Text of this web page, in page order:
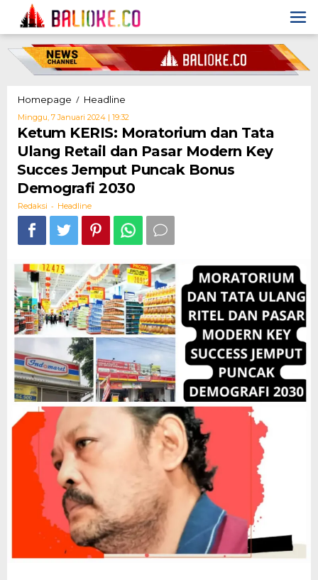
content
Homepage / Headline
KERIS:
Moratorium
dan
Tata
Ulang
Retail
dan
Modern
Key
Succes
Puncak
Bonus
Demografi
2030
Minggu, 7 Januari 2024 | 19:32
Redaksi
Ketum KERIS: Moratorium dan Tata
Ulang Retail dan Pasar Modern Key
Succes Jemput Puncak Bonus
Demografi 2030
Redaksi - Headline